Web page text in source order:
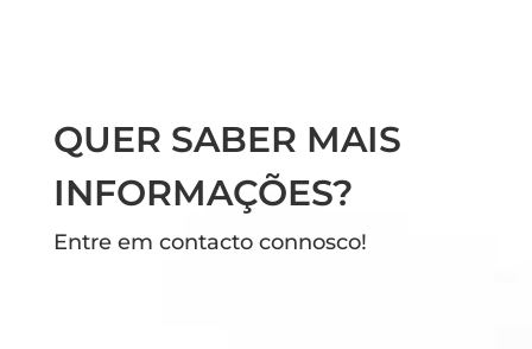
QUER SABER MAIS
INFORMAÇÕES?
Entre em contacto connosco!